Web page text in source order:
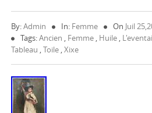
By:Admin In: Femme On Juil
Tags:Ancien , Femme , Huile ,
Tableau ,Toile ,Xixe